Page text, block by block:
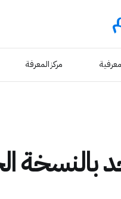
مركز المعرفة
بالنسخة